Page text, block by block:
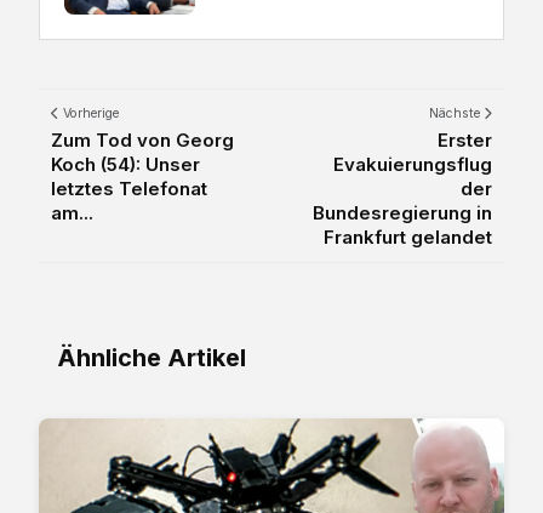
Vorherige
Zum Tod von Georg
Koch (54): Unser
letztes Telefonat
am...
Nächste
Erster
Evakuierungsflug
der
Bundesregierung in
Frankfurt gelandet
Ähnliche Artikel